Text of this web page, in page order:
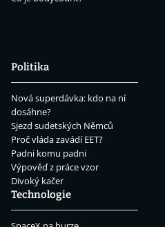
Politika
Nová superdávka: kdo na ní
dosáhne?
Sjezd sudetských Němců
Proč vláda zavádí EET?
Padni komu padni
Výpověď z práce vzor
Divoký kačer
Technologie